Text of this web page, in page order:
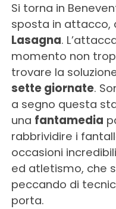
Si torna in
sposta in attacco,
Lasagna.
momento non
trovare la
sette giornate.
a segno questa
una fantamedia
rabbrividire i
occasioni
ed atletismo, che
peccando di
porta.